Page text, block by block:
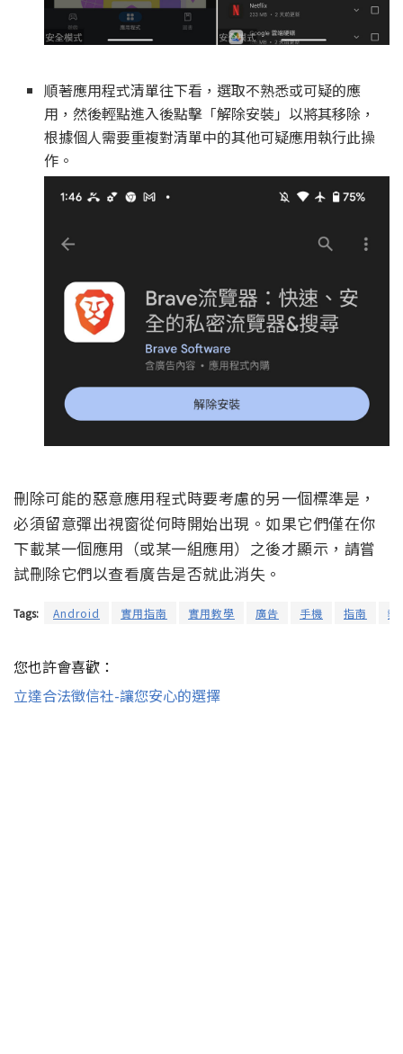
順著應用程式清單往下看，選取不熟悉或可疑的應
用，然後輕點進入後點擊「解除安裝」以將其移除，
根據個人需要重複對清單中的其他可疑應用執行此操
作。
刪除可能的惡意應用程式時要考慮的另一個標準是，
必須留意彈出視窗從何時開始出現。如果它們僅在你
下載某一個應用（或某一組應用）之後才顯示，請嘗
試刪除它們以查看廣告是否就此消失。
Tags: Android 實用指南 實用教學 廣告 手機 指南 教
您也許會喜歡：
立達合法徵信社-讓您安心的選擇